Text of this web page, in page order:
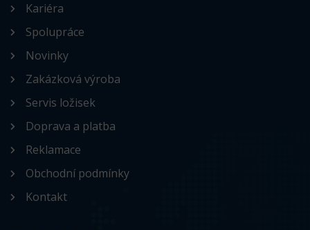
Kariéra
Spolupráce
Novinky
Zakázková výroba
Servis ložisek
Doprava a platba
Reklamace
Obchodní podmínky
Kontakt